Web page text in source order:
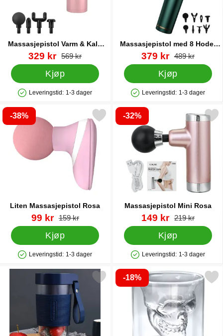
Massasjepistol Varm & Kald
med 6 Hoder Rosa
Varenummer 40577
ny pris
329 kr gammel pris
569 kr
Kjøp
Produkttilgjengelighet: På lager
Leveringstid: 1-3 dager
Massasjepistol med 8 Hoder
Grønn
Varenummer 40580
ny pris
379 kr gammel
489 kr
Kjøp
Produkttilgjengelighet: På lager
Leveringstid: 1-3 dager
-38%
Liten Massasjepistol Rosa
Varenummer 40588
ny pris
99 kr gammel pris
159 kr
Kjøp
Produkttilgjengelighet: På lager
Leveringstid: 1-3 dager
Merk liten Massasjepistol Rosa som favoritt
-32%
Massasjepistol Mini Rosa
Varenummer 40591
ny pris
149 kr gammel
219 kr
Kjøp
Produkttilgjengelighet: På lager
Leveringstid: 1-3 dager
Merk massasjepistol
Merk bærbar Juice Mixer Kopp Blå som favoritt
-18%Merk dødningehode